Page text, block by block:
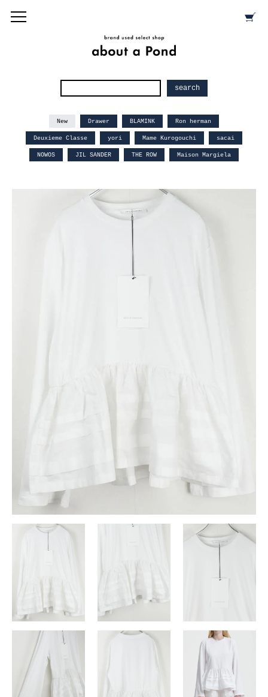
New Drawer BLAMINK Ron herman
Deuxieme Classe yori Mame Kurogouchi sacai
NOWOS JIL SANDER THE ROW Maison Margiela